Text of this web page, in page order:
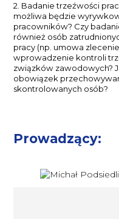
2. Badanie trzeźwości
możliwa będzie
pracowników? Czy
również osób
pracy (np. umowa
wprowadzenie kontroli
związków zawodowych?
obowiązek
skontrolowanych osób?
Prowadzący:
Ekspert prawa pracy